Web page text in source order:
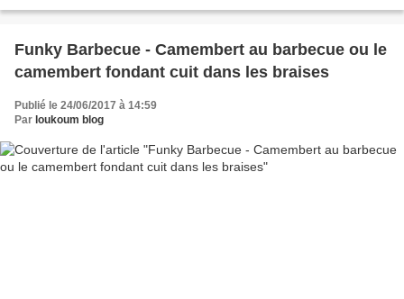
Funky Barbecue - Camembert au barbecue ou le
camembert fondant cuit dans les braises
Publié le 24/06/2017 à 14:59
Par loukoum blog